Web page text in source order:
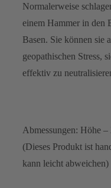
Normalerweise
einem Hammer in den
Basen. Sie können sie
geopathischen Stress,
effektiv zu
Abmessungen: Höhe
(Dieses Produkt ist
kann leicht abweichen)